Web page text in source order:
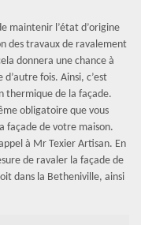
maintenir l’état d’origine
des travaux de ravalement
donnera une chance à
fois. Ainsi, c’est
thermique de la façade.
obligatoire que vous
façade de votre maison.
à Mr Texier Artisan. En
de ravaler la façade de
dans la Betheniville, ainsi